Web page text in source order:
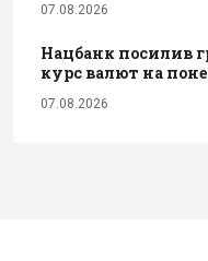
07.08.2026
Нацбанк посилив
курс валют на
07.08.2026